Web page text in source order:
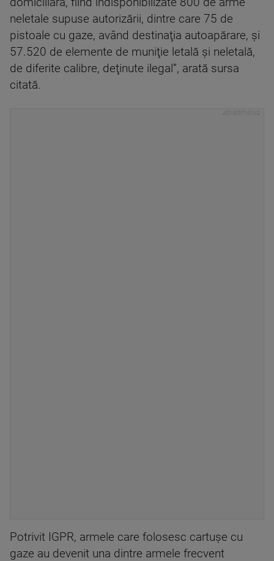
neletale supuse autorizării, dintre care 75 de
pistoale cu gaze, având destinaţia autoapărare, şi
57.520 de elemente de muniţie letală şi neletală,
de diferite calibre, deţinute ilegal”, arată sursa
citată.
Potrivit IGPR, armele care folosesc cartuşe cu
gaze au devenit una dintre armele frecvent